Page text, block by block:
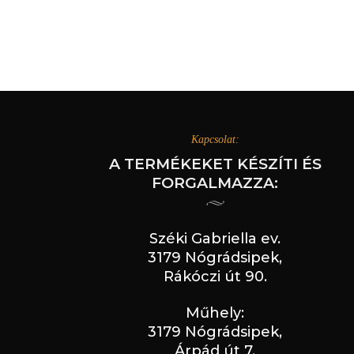
Kapcsolat:
A TERMÉKEKET KÉSZÍTI ÉS
FORGALMAZZA:
Széki Gabriella ev.
3179 Nógrádsipek,
Rákóczi út 90.
Műhely:
3179 Nógrádsipek,